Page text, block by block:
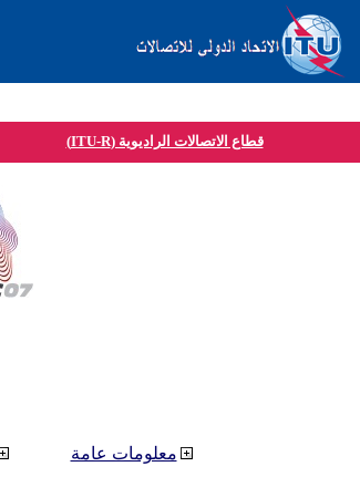
قطاع الاتصالات الراديوية (ITU-R)
معلومات عامة